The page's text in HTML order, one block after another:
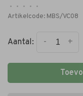
• • • •
•
Artikelcode: MBS/VC08
Aantal: +
-